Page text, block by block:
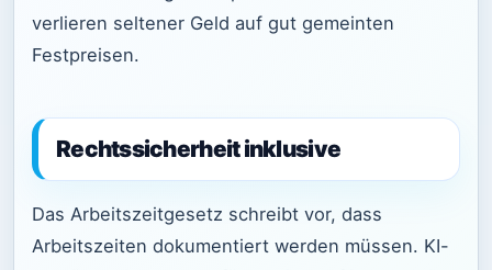
verlieren seltener Geld auf gut gemeinten
Festpreisen.
Rechtssicherheit inklusive
Das Arbeitszeitgesetz schreibt vor, dass
Arbeitszeiten dokumentiert werden müssen. KI-